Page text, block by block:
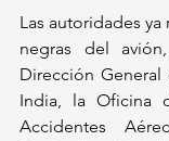
Las autoridades ya
negras del
Dirección
India, la Oficina
Accidentes